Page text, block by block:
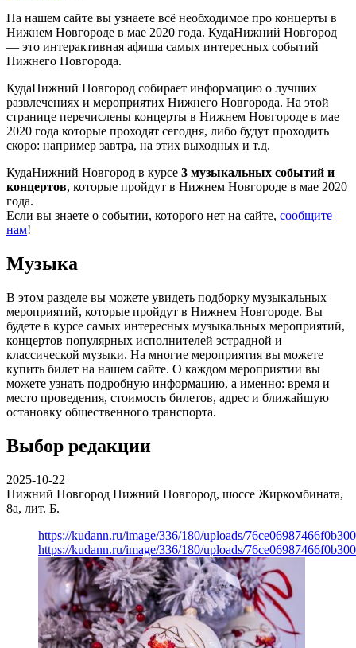
На нашем сайте вы узнаете всё необходимое про концерты в
Нижнем Новгороде в мае 2020 года. КудаНижний Новгород
— это интерактивная афиша самых интересных событий
Нижнего Новгорода.
КудаНижний Новгород собирает информацию о лучших
развлечениях и мероприятих Нижнего Новгорода. На этой
странице перечислены концерты в Нижнем Новгороде в мае
2020 года которые проходят сегодня, либо будут проходить
скоро: например завтра, на этих выходных и т.д.
КудаНижний Новгород в курсе 3 музыкальных событий и
концертов, которые пройдут в Нижнем Новгороде в мае 2020
года.
Если вы знаете о событии, которого нет на сайте, сообщите
нам!
Музыка
В этом разделе вы можете увидеть подборку музыкальных
мероприятий, которые пройдут в Нижнем Новгороде. Вы
будете в курсе самых интересных музыкальных мероприятий,
концертов популярных исполнителей эстрадной и
классической музыки. На многие мероприятия вы можете
купить билет на нашем сайте. О каждом мероприятии вы
можете узнать подробную информацию, а именно: время и
место проведения, стоимость билетов, адрес и ближайшую
остановку общественного транспорта.
Выбор редакции
2025-10-22
Нижний Новгород Нижний Новгород, шоссе Жиркомбината,
8а, лит. Б.
https://kudann.ru/image/336/180/uploads/
https://kudann.ru/image/336/180/uploads/